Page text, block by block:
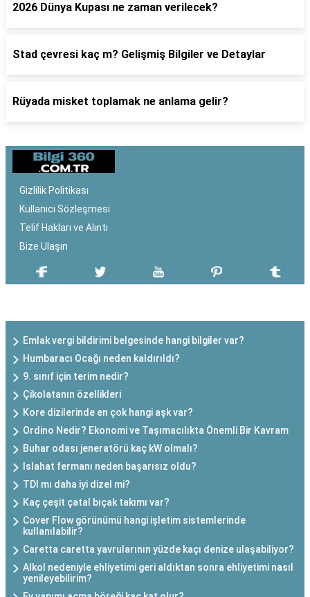
2026 Dünya Kupası ne zaman verilecek?
Stad çevresi kaç m? Gelişmiş Bilgiler ve Detaylar
Rüyada misket toplamak ne anlama gelir?
Gizlilik Politikası
Kullanıcı Sözleşmesi
Telif Hakları ve Alıntı
Bize Ulaşın
Emlak vergi bildirimi belgesinde hangi bilgiler var?
Humbaracı Ocağı neden kaldırıldı?
9. sınıf için terim nedir?
Çikolatanın özellikleri
Kore dizilerinde en çok hangi aşk var?
Ordino Nedir? Ekonomi ve Taşımacılıkta Önemli Bir Kavram
Buhar odası jeneratörü kaç kW olmalı?
Islahat fermanı neden başarısız oldu?
TDI mı daha iyi dizel mi?
Kaç çeşit çatal bıçak takımı var?
Cover Flow görünümü hangi işletim sistemlerinde
kullanılabilir?
Caretta caretta yavrularının yüzde kaçı denize ulaşabiliyor?
Alkol nedeniyle ehliyetimi geri aldıktan sonra ehliyetimi nasıl
yenileyebilirim?